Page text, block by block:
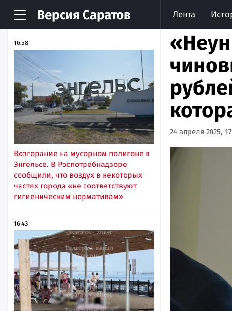
Версия Саратов Лента
НОВОСТИ АРХИВ
16:58
Возгорание на мусорном полигоне в
Энгельсе. В Роспотребнадзоре
сообщили, что воздух в некоторых
частях города «не соответствуют
гигиеническим нормативам»
16:43
24 апреля 2025,